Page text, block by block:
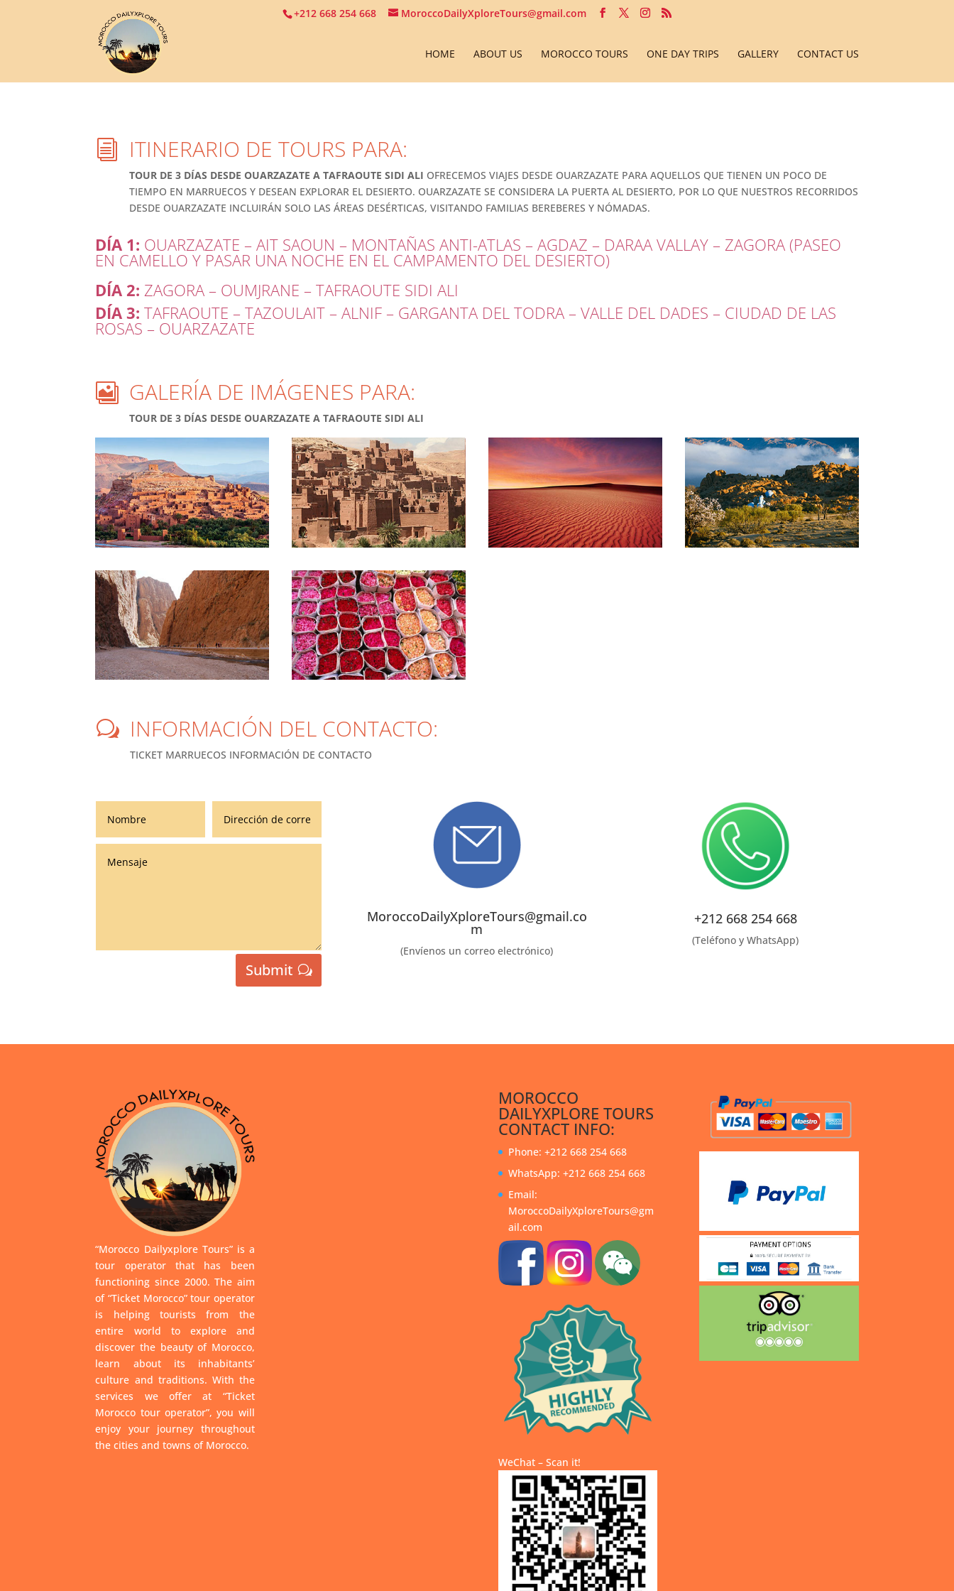
+212 668 254 668 MoroccoDailyXploreTours@gmail.com
HOME ABOUT US MOROCCO TOURS ONE DAY TRIPS GALLERY CONTACT US
i ITINERARIO DE TOURS PARA:
TOUR DE 3 DÍAS DESDE OUARZAZATE A TAFRAOUTE SIDI ALI OFRECEMOS VIAJES DESDE OUARZAZATE PARA AQUELLOS QUE TIENEN UN POCO DE
TIEMPO EN MARRUECOS Y DESEAN EXPLORAR EL DESIERTO. OUARZAZATE SE CONSIDERA LA PUERTA AL DESIERTO, POR LO QUE NUESTROS RECORRIDOS
DESDE OUARZAZATE INCLUIRÁN SOLO LAS ÁREAS DESÉRTICAS, VISITANDO FAMILIAS BEREBERES Y NÓMADAS.
DÍA 1: OUARZAZATE – AIT SAOUN – MONTAÑAS ANTI-ATLAS – AGDAZ – DARAA VALLAY – ZAGORA (PASEO
EN CAMELLO Y PASAR UNA NOCHE EN EL CAMPAMENTO DEL DESIERTO)
DÍA 2: ZAGORA – OUMJRANE – TAFRAOUTE SIDI ALI
DÍA 3: TAFRAOUTE – TAZOULAIT – ALNIF – GARGANTA DEL TODRA – VALLE DEL DADES – CIUDAD DE LAS
ROSAS – OUARZAZATE
 GALERÍA DE IMÁGENES PARA:
TOUR DE 3 DÍAS DESDE OUARZAZATE A TAFRAOUTE SIDI ALI
w INFORMACIÓN DEL CONTACTO:
TICKET MARRUECOS INFORMACIÓN DE CONTACTO
Submit
MoroccoDailyXploreTours@gmail.co
m
(Envíenos un correo electrónico)
+212 668 254 668
(Teléfono y WhatsApp)
“Morocco Dailyxplore Tours” is a
tour operator that has been
functioning since 2000. The aim
of “Ticket Morocco” tour operator
is helping tourists from the
entire world to explore and
discover the beauty of Morocco,
learn about its inhabitants’
culture and traditions. With the
services we offer at “Ticket
Morocco tour operator”, you will
enjoy your journey throughout
the cities and towns of Morocco.
MOROCCO
DAILYXPLORE TOURS
CONTACT INFO:
Phone: +212 668 254 668
WhatsApp: +212 668 254 668
Email:
MoroccoDailyXploreTours@gm
ail.com
WeChat – Scan it!